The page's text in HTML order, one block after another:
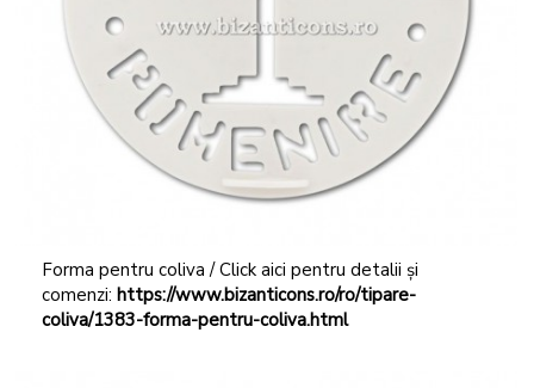
Forma pentru coliva / Click aici pentru detalii și
comenzi: https://www.bizanticons.ro/ro/tipare-
coliva/1383-forma-pentru-coliva.html